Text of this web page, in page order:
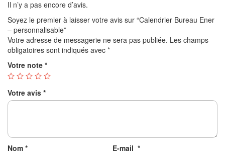
Il n’y a pas encore d’avis.
Soyez le premier à laisser votre avis sur “Calendrier Bureau Ener
– personnalisable”
Votre adresse de messagerie ne sera pas publiée. Les champs
obligatoires sont indiqués avec *
Votre note *
Votre avis *
Nom * E-mail *